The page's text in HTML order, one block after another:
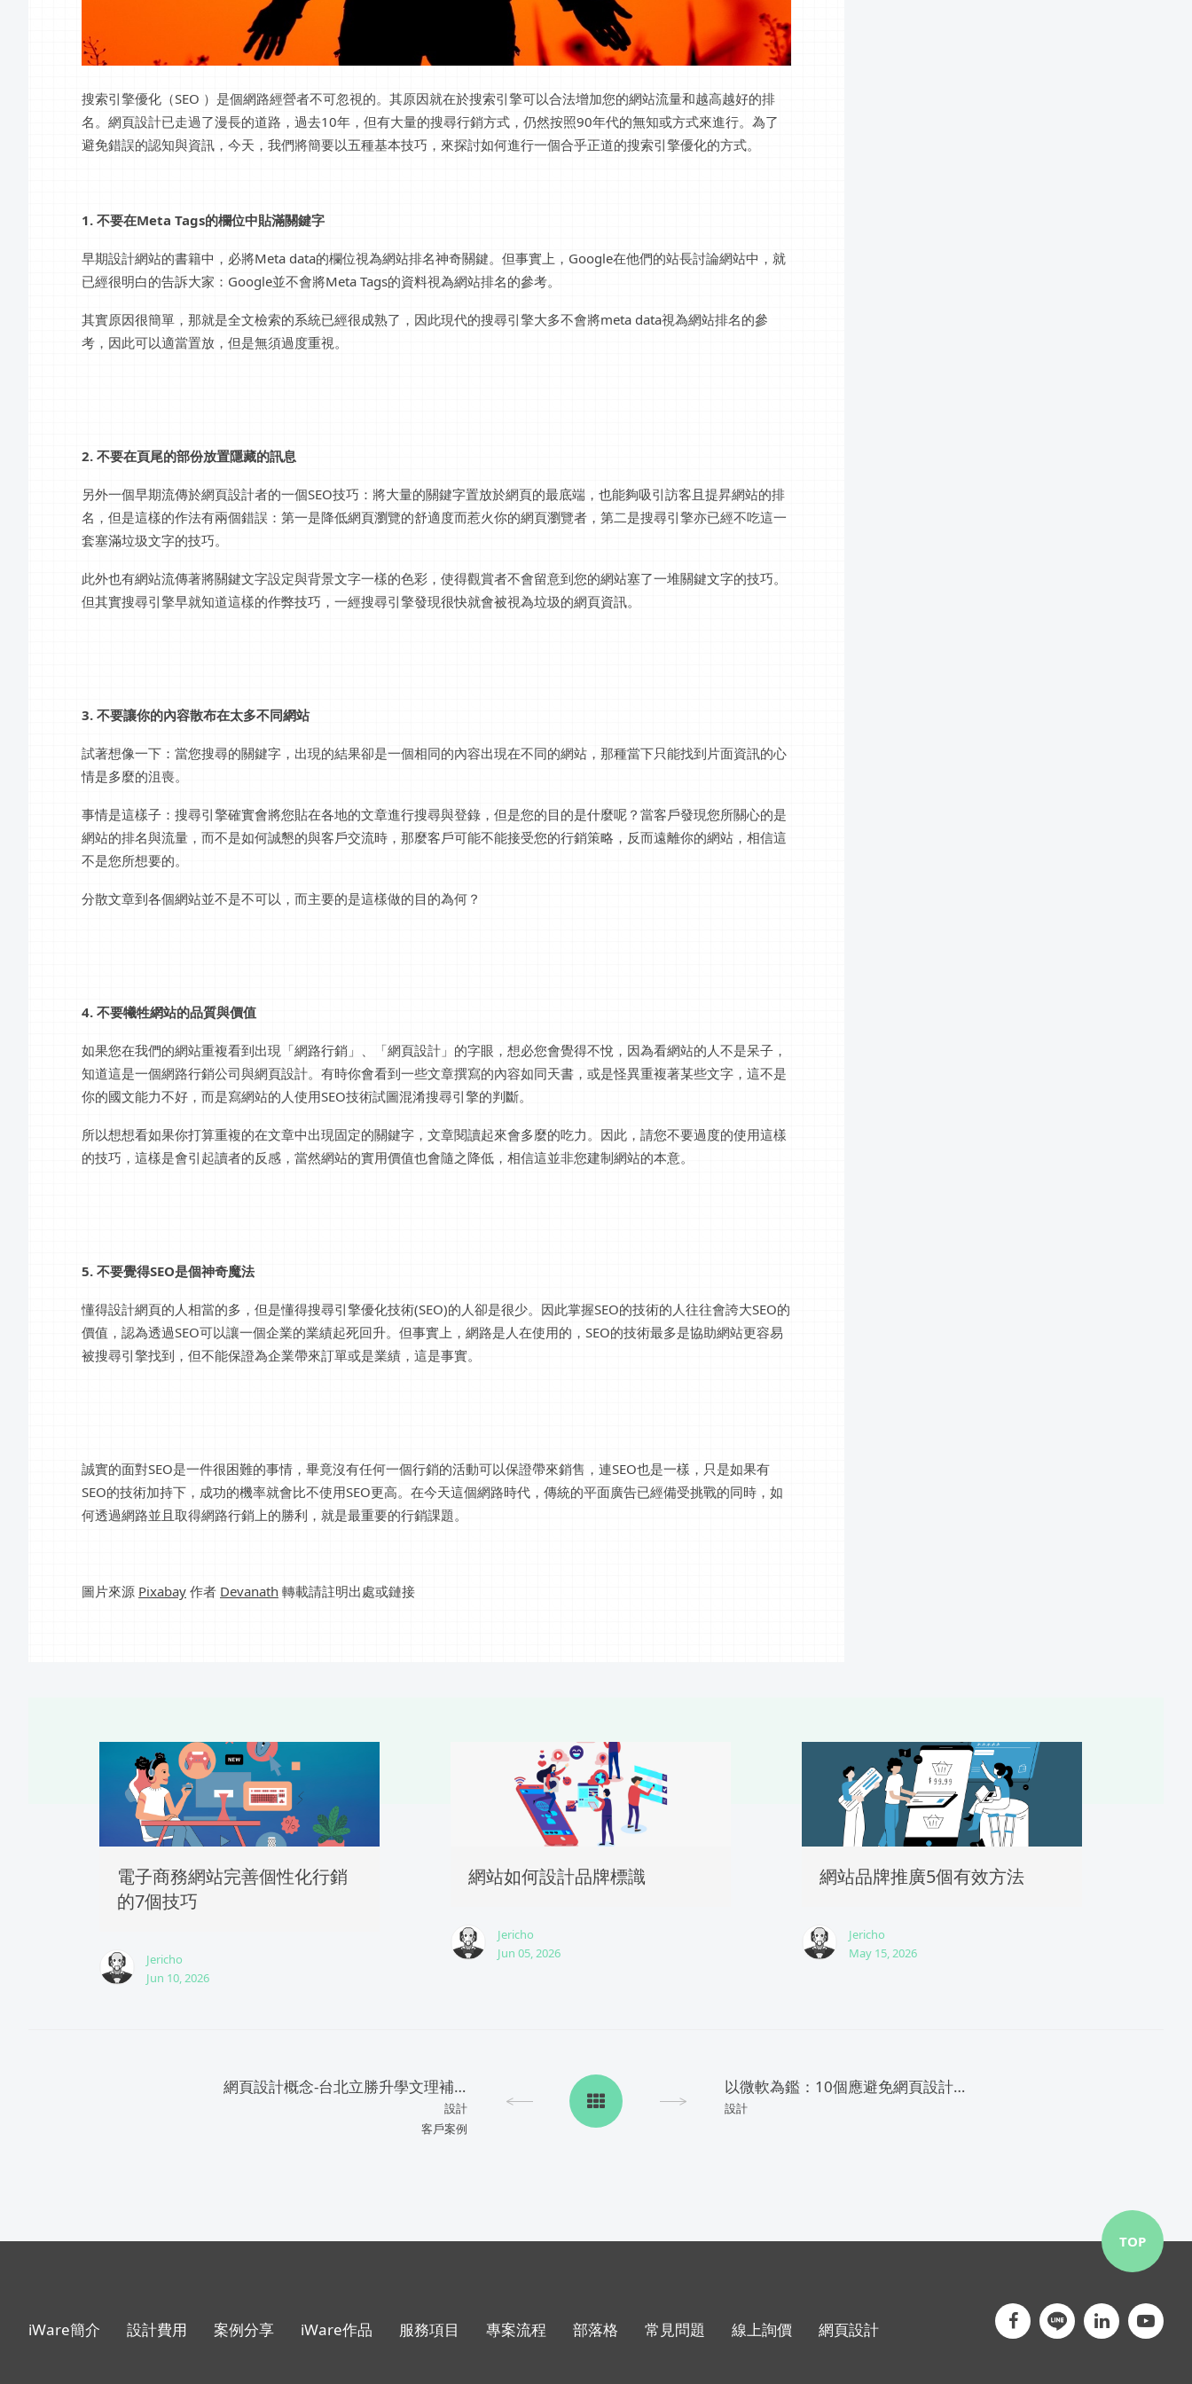
搜索引擎優化（SEO ）是個網路經營者不可忽視的。其原因就在於搜索引擎可以合法增加您的網站流量和越高越好的排
名。網頁設計已走過了漫長的道路，過去10年，但有大量的搜尋行銷方式，仍然按照90年代的無知或方式來進行。為了
避免錯誤的認知與資訊，今天，我們將簡要以五種基本技巧，來探討如何進行一個合乎正道的搜索引擎優化的方式。
1. 不要在Meta Tags的欄位中貼滿關鍵字
早期設計網站的書籍中，必將Meta data的欄位視為網站排名神奇關鍵。但事實上，Google在他們的站長討論網站中，就
已經很明白的告訴大家：Google並不會將Meta Tags的資料視為網站排名的參考。
其實原因很簡單，那就是全文檢索的系統已經很成熟了，因此現代的搜尋引擎大多不會將meta data視為網站排名的參
考，因此可以適當置放，但是無須過度重視。
2. 不要在頁尾的部份放置隱藏的訊息
另外一個早期流傳於網頁設計者的一個SEO技巧：將大量的關鍵字置放於網頁的最底端，也能夠吸引訪客且提昇網站的排
名，但是這樣的作法有兩個錯誤：第一是降低網頁瀏覽的舒適度而惹火你的網頁瀏覽者，第二是搜尋引擎亦已經不吃這一
套塞滿垃圾文字的技巧。
此外也有網站流傳著將關鍵文字設定與背景文字一樣的色彩，使得觀賞者不會留意到您的網站塞了一堆關鍵文字的技巧。
但其實搜尋引擎早就知道這樣的作弊技巧，一經搜尋引擎發現很快就會被視為垃圾的網頁資訊。
3. 不要讓你的內容散布在太多不同網站
試著想像一下：當您搜尋的關鍵字，出現的結果卻是一個相同的內容出現在不同的網站，那種當下只能找到片面資訊的心
情是多麼的沮喪。
事情是這樣子：搜尋引擎確實會將您貼在各地的文章進行搜尋與登錄，但是您的目的是什麼呢？當客戶發現您所關心的是
網站的排名與流量，而不是如何誠懇的與客戶交流時，那麼客戶可能不能接受您的行銷策略，反而遠離你的網站，相信這
不是您所想要的。
分散文章到各個網站並不是不可以，而主要的是這樣做的目的為何？
4. 不要犧牲網站的品質與價值
如果您在我們的網站重複看到出現「網路行銷」、「網頁設計」的字眼，想必您會覺得不悅，因為看網站的人不是呆子，
知道這是一個網路行銷公司與網頁設計。有時你會看到一些文章撰寫的內容如同天書，或是怪異重複著某些文字，這不是
你的國文能力不好，而是寫網站的人使用SEO技術試圖混淆搜尋引擎的判斷。
所以想想看如果你打算重複的在文章中出現固定的關鍵字，文章閱讀起來會多麼的吃力。因此，請您不要過度的使用這樣
的技巧，這樣是會引起讀者的反感，當然網站的實用價值也會隨之降低，相信這並非您建制網站的本意。
5. 不要覺得SEO是個神奇魔法
懂得設計網頁的人相當的多，但是懂得搜尋引擎優化技術(SEO)的人卻是很少。因此掌握SEO的技術的人往往會誇大SEO的
價值，認為透過SEO可以讓一個企業的業績起死回升。但事實上，網路是人在使用的，SEO的技術最多是協助網站更容易
被搜尋引擎找到，但不能保證為企業帶來訂單或是業績，這是事實。
誠實的面對SEO是一件很困難的事情，畢竟沒有任何一個行銷的活動可以保證帶來銷售，連SEO也是一樣，只是如果有
SEO的技術加持下，成功的機率就會比不使用SEO更高。在今天這個網路時代，傳統的平面廣告已經備受挑戰的同時，如
何透過網路並且取得網路行銷上的勝利，就是最重要的行銷課題。
圖片來源 Pixabay 作者 Devanath 轉載請註明出處或鏈接
電子商務網站完善個性化行銷
的7個技巧
Jericho
Jun 10, 2026
網站如何設計品牌標識
Jericho
Jun 05, 2026
網站品牌推廣5個有效方法
Jericho
May 15, 2026
網頁設計概念-台北立勝升學文理補習班
設計
客戶案例
以微軟為鑑：10個應避免網頁設計的缺陷 （下）
設計
iWare簡介 設計費用 案例分享 iWare作品 服務項目 專案流程 部落格 常見問題 線上詢價 網頁設計
TOP